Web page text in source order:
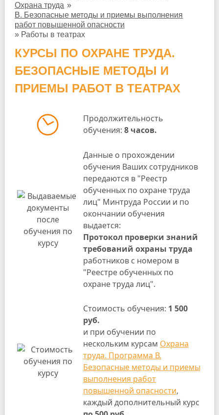
Охрана труда »
В. Безопасные методы и приемы выполнения
работ повышенной опасности
» Работы в театрах
КУРСЫ ПО ОХРАНЕ ТРУДА.
БЕЗОПАСНЫЕ МЕТОДЫ И
ПРИЕМЫ РАБОТ В ТЕАТРАХ
Продолжительность
обучения: 8 часов.
Данные о прохождении
обучения Ваших сотрудников
передаются в "Реестр
обученных по охране труда
лиц" Минтруда России и по
окончании обучения
выдается:
Протокол проверки знаний
требований охраны труда
работников с номером в
"Реестре обученных по
охране труда лиц".
Стоимость обучения: 1 500
руб.
и при обучении по
нескольким курсам Охрана
труда. Программа В.
Безопасные методы и приемы
выполнения работ
повышенной опасности,
каждый дополнительный курс